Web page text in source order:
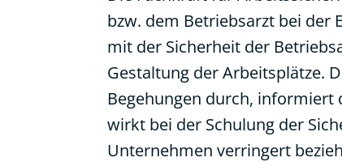
bzw. dem Betriebsarzt bei der
mit der Sicherheit der
Gestaltung der Arbeitsplätze.
Begehungen durch, informiert
wirkt bei der Schulung der
Unternehmen verringert